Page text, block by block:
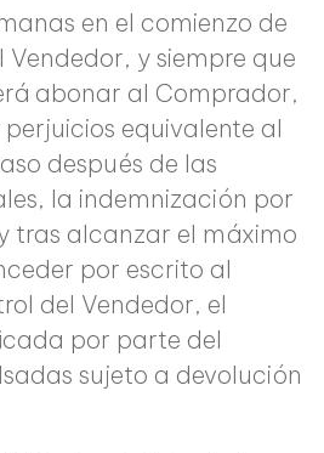
en el comienzo de
y siempre que
abonar al Comprador,
equivalente al
después de las
la indemnización por
tras alcanzar el máximo
por escrito al
del Vendedor, el
por parte del
sujeto a devolución